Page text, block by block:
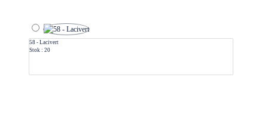
58 - Lacivert
Stok : 20